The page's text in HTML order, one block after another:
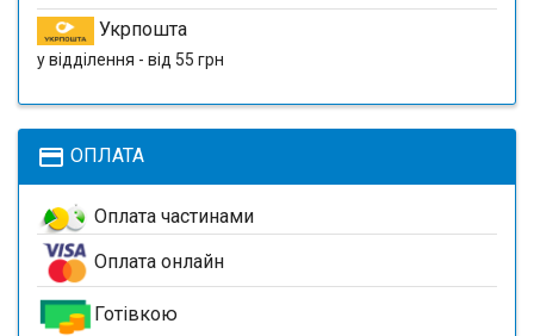
Укрпошта
у відділення - від 55 грн
payment ОПЛАТА
Оплата частинами
Оплата онлайн
Готівкою